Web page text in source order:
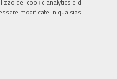
dei cookie analytics e di
modificate in qualsiasi